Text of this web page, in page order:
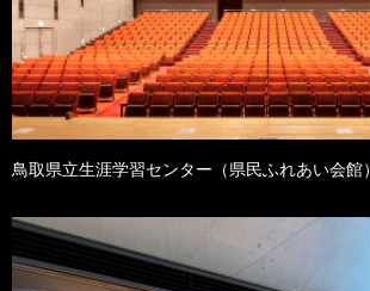
鳥取県立生涯学習センター（県民ふれあい会館）